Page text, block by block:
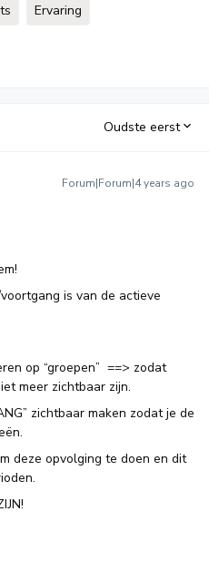
Ervaring
Oudste eerst
Forum|Forum|4 years ago
is van de actieve
op “groepen” ==> zodat
meer zichtbaar zijn.
zichtbaar maken zodat je de
deze opvolging te doen en dit